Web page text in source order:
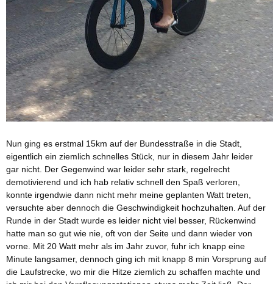
Nun ging es erstmal 15km auf der Bundesstraße in die Stadt,
eigentlich ein ziemlich schnelles Stück, nur in diesem Jahr leider
gar nicht. Der Gegenwind war leider sehr stark, regelrecht
demotivierend und ich hab relativ schnell den Spaß verloren,
konnte irgendwie dann nicht mehr meine geplanten Watt treten,
versuchte aber dennoch die Geschwindigkeit hochzuhalten. Auf der
Runde in der Stadt wurde es leider nicht viel besser, Rückenwind
hatte man so gut wie nie, oft von der Seite und dann wieder von
vorne. Mit 20 Watt mehr als im Jahr zuvor, fuhr ich knapp eine
Minute langsamer, dennoch ging ich mit knapp 8 min Vorsprung auf
die Laufstrecke, wo mir die Hitze ziemlich zu schaffen machte und